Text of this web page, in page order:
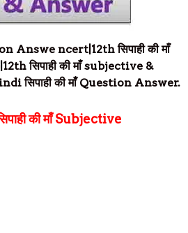
Answe ncert |12thसिपाही की माँ
12thसिपाही की माँsubjective &
सिपाही की माँQuestion Answer.
की माँ Subjective